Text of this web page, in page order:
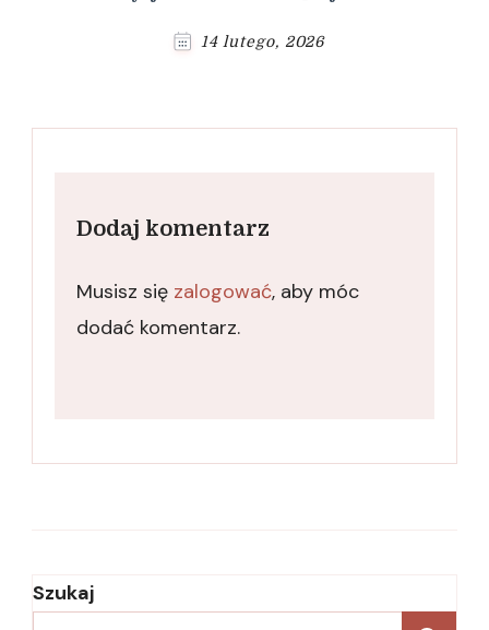
14 lutego, 2026
Dodaj komentarz
Musisz się zalogować, aby móc
dodać komentarz.
Szukaj